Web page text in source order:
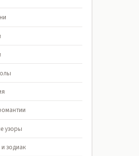
узоры
зодиак